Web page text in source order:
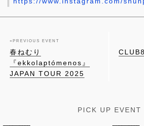
« PREVIOUS EVENT
春ねむり
『ekkolaptómenos』
JAPAN TOUR 2025
PICK UP EVENT